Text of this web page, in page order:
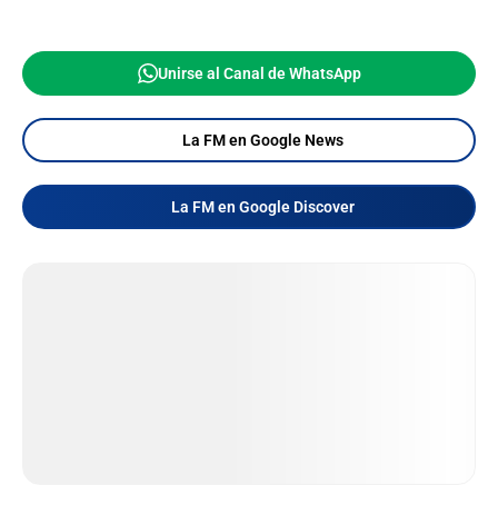
Unirse al Canal de WhatsApp
La FM en Google News
La FM en Google Discover